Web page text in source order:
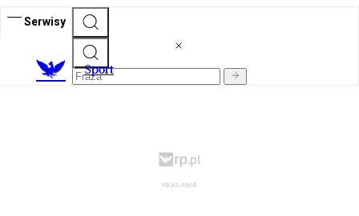
Serwisy
Sport